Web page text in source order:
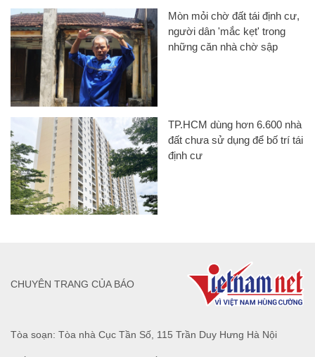
Mòn mỏi chờ đất tái định cư,
người dân 'mắc kẹt' trong
những căn nhà chờ sập
TP.HCM dùng hơn 6.600 nhà
đất chưa sử dụng để bố trí tái
định cư
Tòa soạn: Tòa nhà Cục Tần Số, 115 Trần Duy Hưng Hà Nội
CHUYÊN TRANG CỦA BÁO